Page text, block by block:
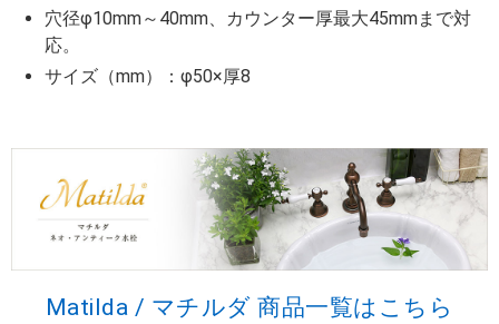
穴径φ10mm～40mm、カウンター厚最大45mmまで対
応。
サイズ（mm）：φ50×厚8
Matilda / マチルダ 商品一覧はこちら